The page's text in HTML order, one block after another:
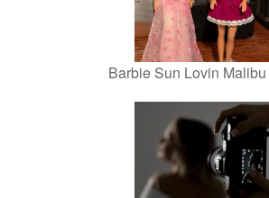
Barbie Sun Lovin Malibu